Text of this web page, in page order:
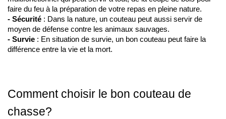
faire du feu à la préparation de votre repas en pleine nature.
- Sécurité : Dans la nature, un couteau peut aussi servir de
moyen de défense contre les animaux sauvages.
- Survie : En situation de survie, un bon couteau peut faire la
différence entre la vie et la mort.
Comment choisir le bon couteau de
chasse?